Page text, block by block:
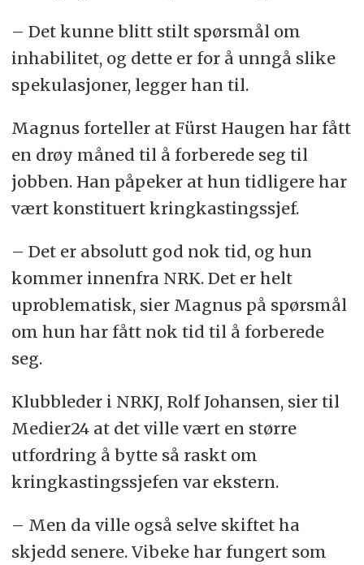
– Det kunne blitt stilt spørsmål om
inhabilitet, og dette er for å unngå slike
spekulasjoner, legger han til.
Magnus forteller at Fürst Haugen har fått
en drøy måned til å forberede seg til
jobben. Han påpeker at hun tidligere har
vært konstituert kringkastingssjef.
– Det er absolutt god nok tid, og hun
kommer innenfra NRK. Det er helt
uproblematisk, sier Magnus på spørsmål
om hun har fått nok tid til å forberede
seg.
Klubbleder i NRKJ, Rolf Johansen, sier til
Medier24 at det ville vært en større
utfordring å bytte så raskt om
kringkastingssjefen var ekstern.
– Men da ville også selve skiftet ha
skjedd senere. Vibeke har fungert som